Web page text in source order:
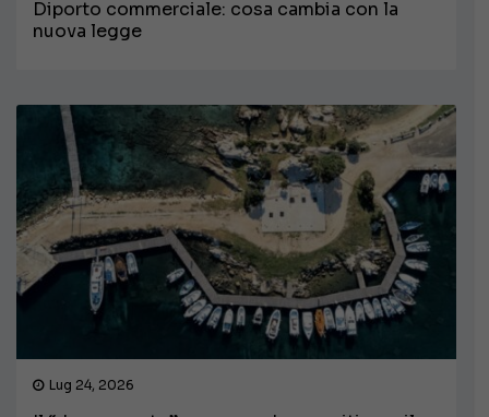
Diporto commerciale: cosa cambia con la
nuova legge
Lug 24, 2026